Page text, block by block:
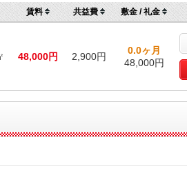
賃料 共益費 敷金 / 礼金
48,000円 2,900円
0.0ヶ月
48,000円